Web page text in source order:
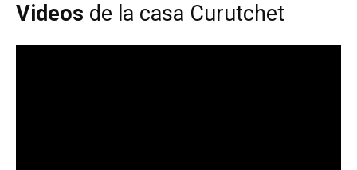
Videos de la casa Curutchet